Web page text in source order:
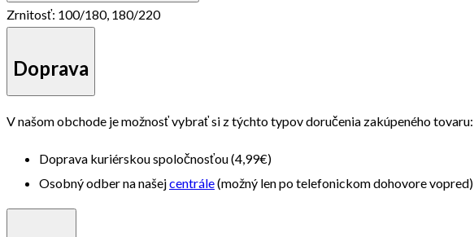
Zrnitosť: 100/180, 180/220
Doprava
V našom obchode je možnosť vybrať si z týchto typov doručenia zakúpeného tovaru:
Doprava kuriérskou spoločnosťou (4,99€)
Osobný odber na našejcentrále(možný len po telefonickom dohovore vopred)